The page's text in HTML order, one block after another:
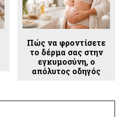
Πώς να φροντίσετε
το δέρμα σας στην
εγκυμοσύνη, ο
απόλυτος οδηγός